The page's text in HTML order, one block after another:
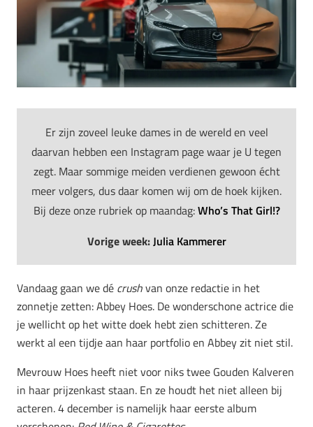
Er zijn zoveel leuke dames in de wereld en veel
daarvan hebben een Instagram page waar je U tegen
zegt. Maar sommige meiden verdienen gewoon écht
meer volgers, dus daar komen wij om de hoek kijken.
Bij deze onze rubriek op maandag:Who’s That Girl!?
Vorige week:Julia Kammerer
Vandaag gaan we dé crushvan onze redactie in het
zonnetje zetten: Abbey Hoes. De wonderschone actrice die
je wellicht op het witte doek hebt zien schitteren. Ze
werkt al een tijdje aan haar portfolio en Abbey zit niet stil.
Mevrouw Hoes heeft niet voor niks twee Gouden Kalveren
in haar prijzenkast staan. En ze houdt het niet alleen bij
acteren. 4 december is namelijk haar eerste album